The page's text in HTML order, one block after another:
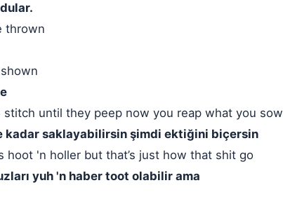
thrown
stitch until they peep now you reap what you sow
kadar saklayabilirsin şimdi ektiğini biçersin
hoot 'n holler but that’s just how that shit go
yuh 'n haber toot olabilir ama